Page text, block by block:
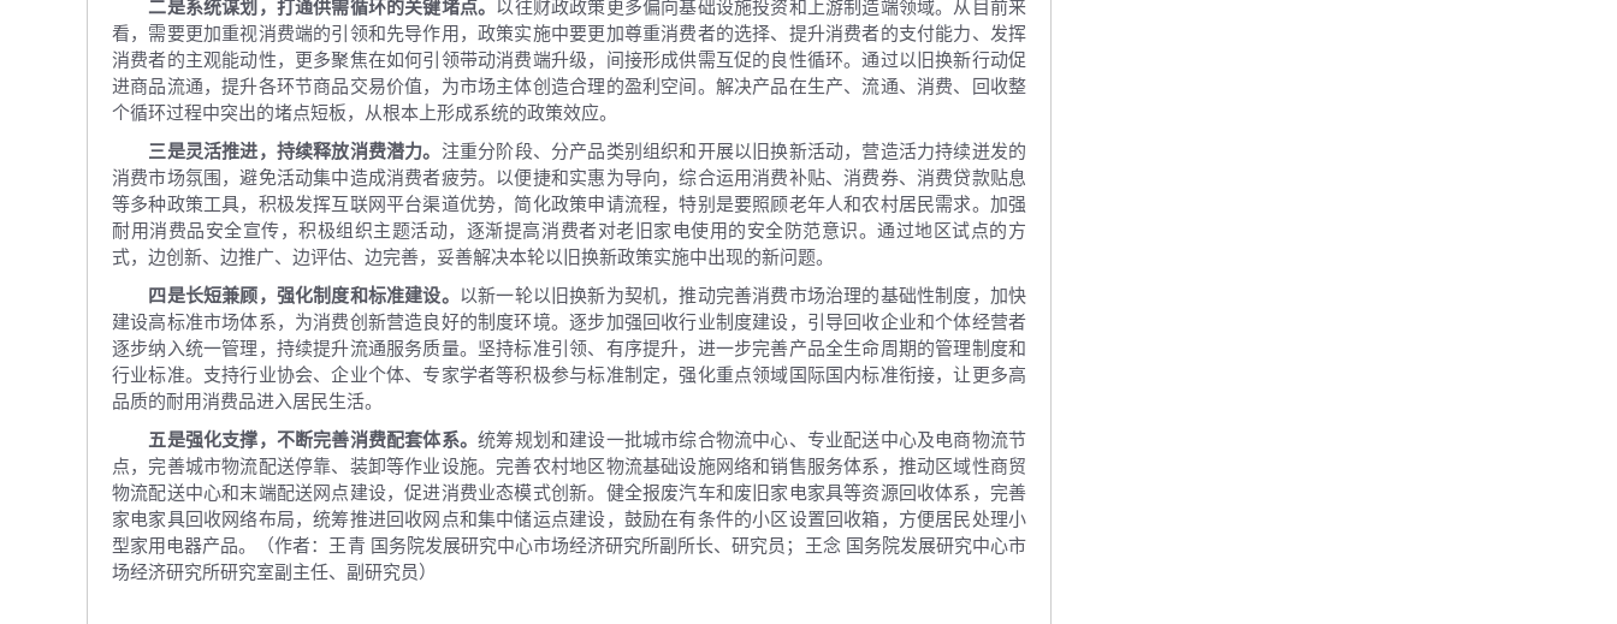
二是系统谋划，打通供需循环的关键堵点。
看，需要更加重视消费端的引领和先导作用，政策实施中要更加尊重消费者的选择、提升消费者的支付能力、发挥
消费者的主观能动性，更多聚焦在如何引领带动消费端升级，间接形成供需互促的良性循环。通过以旧换新行动促
进商品流通，提升各环节商品交易价值，为市场主体创造合理的盈利空间。解决产品在生产、流通、消费、回收整
个循环过程中突出的堵点短板，从根本上形成系统的政策效应。
三是灵活推进，持续释放消费潜力。 注重分阶段、分产品类别组织和开展以旧换新活动，营造活力持续迸发的
消费市场氛围，避免活动集中造成消费者疲劳。以便捷和实惠为导向，综合运用消费补贴、消费券、消费贷款贴息
等多种政策工具，积极发挥互联网平台渠道优势，简化政策申请流程，特别是要照顾老年人和农村居民需求。加强
耐用消费品安全宣传，积极组织主题活动，逐渐提高消费者对老旧家电使用的安全防范意识。通过地区试点的方
式，边创新、边推广、边评估、边完善，妥善解决本轮以旧换新政策实施中出现的新问题。
四是长短兼顾，强化制度和标准建设。 以新一轮以旧换新为契机，推动完善消费市场治理的基础性制度，加快
建设高标准市场体系，为消费创新营造良好的制度环境。逐步加强回收行业制度建设，引导回收企业和个体经营者
逐步纳入统一管理，持续提升流通服务质量。坚持标准引领、有序提升，进一步完善产品全生命周期的管理制度和
行业标准。支持行业协会、企业个体、专家学者等积极参与标准制定，强化重点领域国际国内标准衔接，让更多高
品质的耐用消费品进入居民生活。
五是强化支撑，不断完善消费配套体系。统筹规划和建设一批城市综合物流中心、专业配送中心及电商物流节
点，完善城市物流配送停靠、装卸等作业设施。完善农村地区物流基础设施网络和销售服务体系，推动区域性商贸
物流配送中心和末端配送网点建设，促进消费业态模式创新。健全报废汽车和废旧家电家具等资源回收体系，完善
家电家具回收网络布局，统筹推进回收网点和集中储运点建设，鼓励在有条件的小区设置回收箱，方便居民处理小
型家用电器产品。（作者：王青 国务院发展研究中心市场经济研究所副所长、研究员；王念 国务院发展研究中心市
场经济研究所研究室副主任、副研究员）